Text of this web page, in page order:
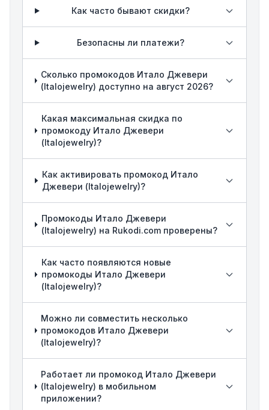
Как часто бывают скидки?
Безопасны ли платежи?
Сколько промокодов Итало Джевери
(Italojewelry) доступно на август 2026?
Какая максимальная скидка по
промокоду Итало Джевери
(Italojewelry)?
Как активировать промокод Итало
Джевери (Italojewelry)?
Промокоды Итало Джевери
(Italojewelry) на Rukodi.com проверены?
Как часто появляются новые
промокоды Итало Джевери
(Italojewelry)?
Можно ли совместить несколько
промокодов Итало Джевери
(Italojewelry)?
Работает ли промокод Итало Джевери
(Italojewelry) в мобильном
приложении?